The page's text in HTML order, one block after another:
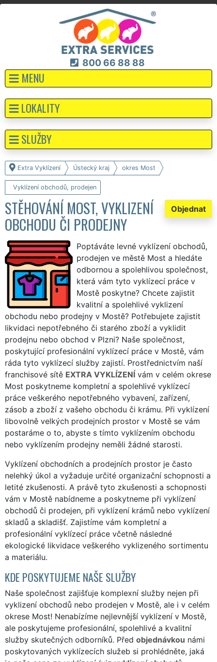
800 66 88 88
MENU
Extra Vyklízení Ústecký kraj okres Most
Vyklízení obchodů, prodejen
Objednat
STĚHOVÁNÍ MOST, VYKLIZENÍ
OBCHODU ČI PRODEJNY
Poptáváte levné vyklízení obchodů,
prodejen ve městě Most a hledáte
odbornou a spolehlivou společnost,
která vám tyto vyklízecí práce v
Mostě poskytne? Chcete zajistit
kvalitní a spolehlivé vyklizení
obchodu nebo prodejny v Mostě? Potřebujete zajistit
likvidaci nepotřebného či starého zboží a vyklidit
prodejnu nebo obchod v Plzni? Naše společnost,
poskytující profesionální vyklízecí práce v Mostě, vám
ráda tyto vyklízecí služby zajistí. Prostřednictvím naší
franchisové sítě EXTRA VYKLÍZENÍ vám v celém okrese
Most poskytneme kompletní a spolehlivé vyklízecí
práce veškerého nepotřebného vybavení, zařízení,
zásob a zboží z vašeho obchodu či krámu. Při vyklízení
libovolně velkých prodejních prostor v Mostě se vám
postaráme o to, abyste s tímto vyklízením obchodu
nebo vyklízením prodejny neměli žádné starosti.
Vyklízení obchodních a prodejních prostor je často
nelehký úkol a vyžaduje určité organizační schopnosti a
letité zkušenosti. A právě tyto zkušenosti a schopnosti
vám v Mostě nabídneme a poskytneme při vyklízení
obchodů či prodejen, při vyklízení krámů nebo vyklízení
skladů a skladišť. Zajistíme vám kompletní a
profesionální vyklízecí práce včetně následné
ekologické likvidace veškerého vyklizeného sortimentu
a materiálu.
KDE POSKYTUJEME NAŠE SLUŽBY
Naše společnost zajišťuje komplexní služby nejen při
vyklizení obchodů nebo prodejen v Mostě, ale i v celém
okrese Most! Nenabízíme nejlevnější vyklízení v Mostě,
ale poskytujeme profesionální, spolehlivé a kvalitní
služby skutečných odborníků. Před objednávkou námi
poskytovaných vyklízecích služeb si prohlédněte, jaká
LOKALITY
SLUŽBY